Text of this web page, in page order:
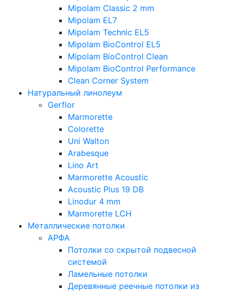
Mipolam Classic 2 mm
Mipolam EL7
Mipolam Technic EL5
Mipolam BioControl EL5
Mipolam BioControl Clean
Mipolam BioControl Performance
Clean Corner System
Натуральный линолеум
Gerflor
Marmorette
Colorette
Uni Walton
Arabesque
Lino Art
Marmorette Acoustic
Acoustic Plus 19 DB
Linodur 4 mm
Marmorette LCH
Металлические потолки
АРФА
Потолки со скрытой подвесной
системой
Ламельные потолки
Деревянные реечные потолки из